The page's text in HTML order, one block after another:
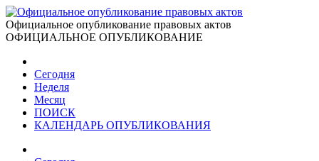
Официальное опубликование правовых актов
ОФИЦИАЛЬНОЕ ОПУБЛИКОВАНИЕ
Сегодня
Неделя
Месяц
ПОИСК
КАЛЕНДАРЬ ОПУБЛИКОВАНИЯ